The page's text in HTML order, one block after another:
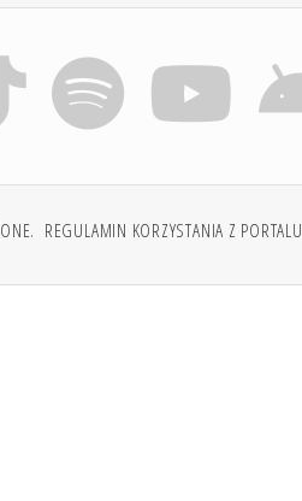
REGULAMIN KORZYSTANIA Z PORTALU